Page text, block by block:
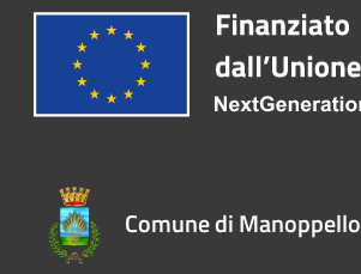
Comune di Manoppello